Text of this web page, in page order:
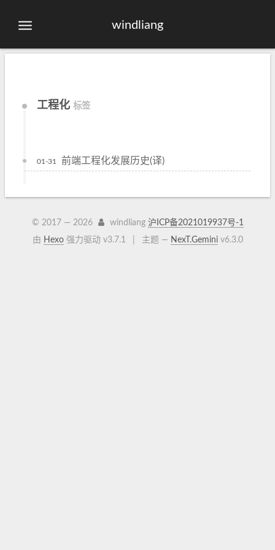
windliang
工程化 标签
前端工程化发展历史(译)
01-31
© 2017 — 2026 windliang 沪ICP备2021019937号-1
由 Hexo强力驱动 v3.7.1 主题 — NexT.Geminiv6.3.0